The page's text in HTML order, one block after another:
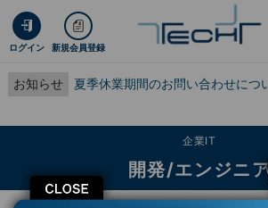
ログイン 新規会員登録
お知らせ 夏季休業期間のお問い合わせにつ
CLOSE
企業IT
開発/エンジニ